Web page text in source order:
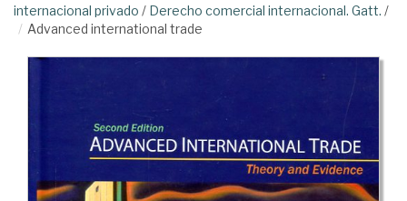
internacional privado / Derecho comercial internacional. Gatt. /
Advanced international trade